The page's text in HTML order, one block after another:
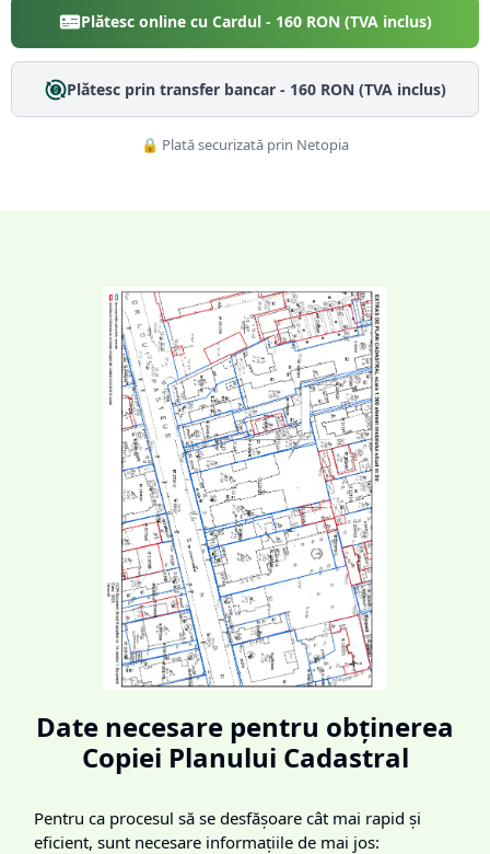
Plătesc online cu Cardul - 160RON (TVA inclus)
Plătesc prin transfer bancar - 160RON (TVA inclus)
🔒 Plată securizată prin Netopia
Date necesare pentru obținerea
Copiei Planului Cadastral
Pentru ca procesul să se desfășoare cât mai rapid și
eficient, sunt necesare informațiile de mai jos: